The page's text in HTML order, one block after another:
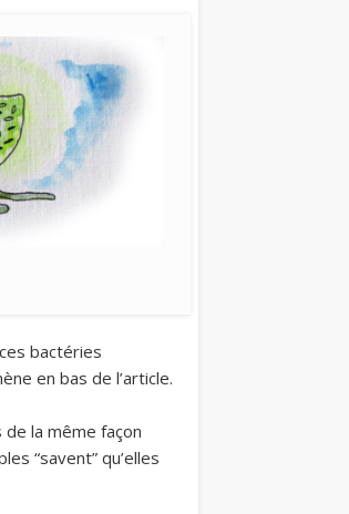
bactéries
en bas de l’article.
la même façon
“savent” qu’elles